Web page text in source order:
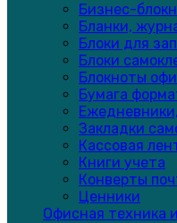
Бизнес-
Бланки,
Блоки для
Блоки
Блокноты
Бумага
Закладки
Кассовая
Книги учета
Конверты
Ценники
Офисная техника